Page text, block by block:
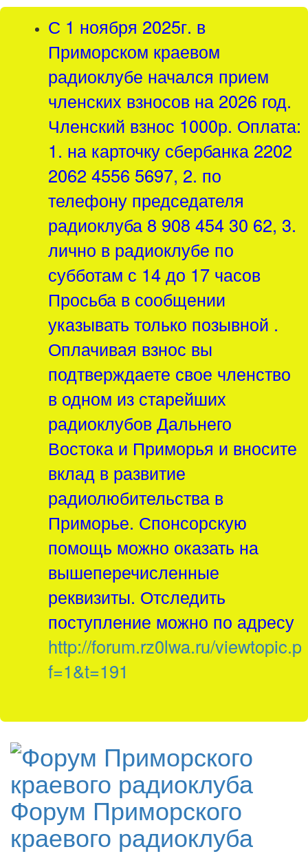
С 1 ноября 2025г. в
Приморском краевом
радиоклубе начался прием
членских взносов на 2026 год.
Членский взнос 1000р. Оплата:
1. на карточку сбербанка 2202
2062 4556 5697, 2. по
телефону председателя
радиоклуба 8 908 454 30 62, 3.
лично в радиоклубе по
субботам с 14 до 17 часов
Просьба в сообщении
указывать только позывной .
Оплачивая взнос вы
подтверждаете свое членство
в одном из старейших
радиоклубов Дальнего
Востока и Приморья и вносите
вклад в развитие
радиолюбительства в
Приморье. Спонсорскую
помощь можно оказать на
вышеперечисленные
реквизиты. Отследить
поступление можно по адресу
http://forum.rz0lwa.ru/
f=1&t=191
Форум Приморского
краевого радиоклуба